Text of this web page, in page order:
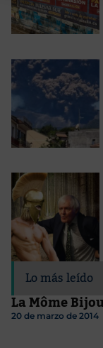
Lo más leído
La Môme
20 de marzo de 2014